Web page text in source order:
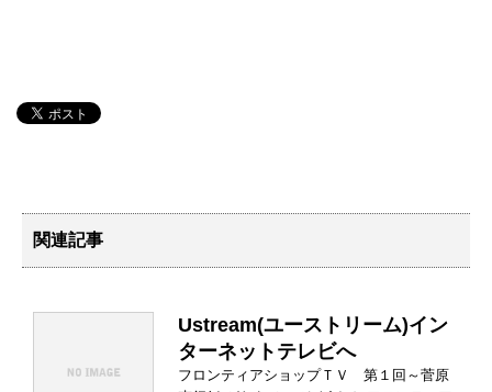
関連記事
Ustream(ユーストリーム)イン
ターネットテレビへ
フロンティアショップＴＶ 第１回～菅原